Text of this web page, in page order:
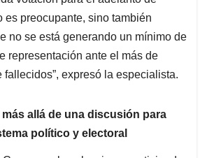
es preocupante, sino también
no se está generando un mínimo de
representación ante el más de
fallecidos”, expresó la especialista.
más allá de una discusión para
político y electoral